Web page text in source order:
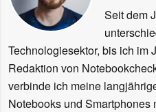
Seit dem
Technologiesektor, bis ich im
Redaktion von
verbinde ich meine
Notebooks und